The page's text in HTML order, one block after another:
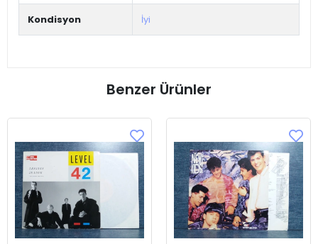
Kondisyon İyi
Benzer Ürünler